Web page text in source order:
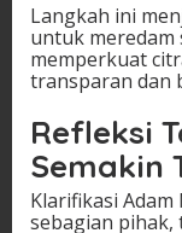
Langkah ini
untuk
memperkuat
transparan dan
Refleksi
Semakin
Klarifikasi
sebagian pihak,